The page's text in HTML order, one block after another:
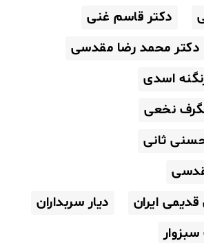
دکتر قاسم غنی
دکتر محمد رضا مقدسی
اسدی
نخعی
ثانی
ایران
دیار سربداران